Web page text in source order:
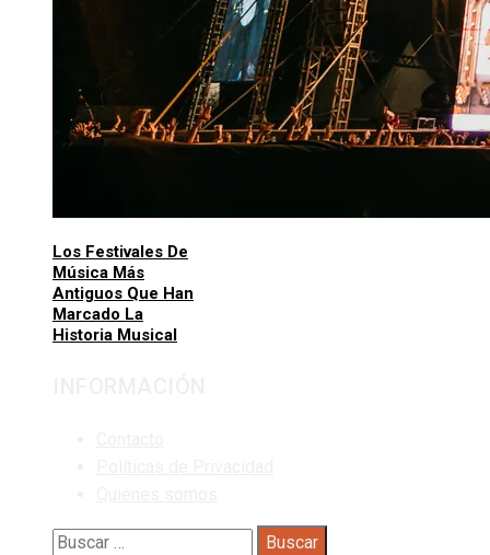
Los Festivales De
Música Más
Antiguos Que Han
Marcado La
Historia Musical
Buscar: